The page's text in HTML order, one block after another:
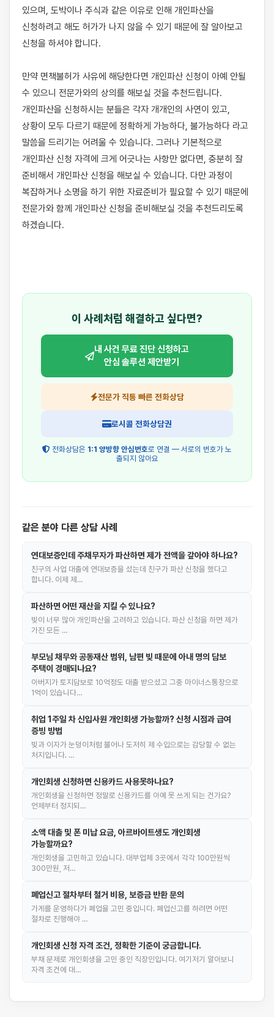
있으며, 도박이나 주식과 같은 이유로 인해 개인파산을
신청하려고 해도 허가가 나지 않을 수 있기 때문에 잘 알아보고
신청을 하셔야 합니다.
만약 면책불허가 사유에 해당한다면 개인파산 신청이 아예 안될
수 있으니 전문가와의 상의를 해보실 것을 추천드립니다.
개인파산을 신청하시는 분들은 각자 개개인의 사연이 있고,
상황이 모두 다르기 때문에 정확하게 가능하다, 불가능하다 라고
말씀을 드리기는 어려울 수 있습니다. 그러나 기본적으로
개인파산 신청 자격에 크게 어긋나는 사항만 없다면, 충분히 잘
준비해서 개인파산 신청을 해보실 수 있습니다. 다만 과정이
복잡하거나 소명을 하기 위한 자료준비가 필요할 수 있기 때문에
전문가와 함께 개인파산 신청을 준비해보실 것을 추천드리도록
하겠습니다.
이 사례처럼 해결하고 싶다면?
내 사건 무료 진단 신청하고
안심 솔루션 제안받기
전문가 직통 빠른 전화상담
로시콜 전화상담권
전화상담은 1:1 양방향 안심번호로 연결 — 서로의 번호가 노
출되지 않아요
같은 분야 다른 상담 사례
연대보증인데 주채무자가 파산하면 제가 전액을 갚아야 하나요?
친구의 사업 대출에 연대보증을 섰는데 친구가 파산 신청을 했다고
합니다. 이제 제…
파산하면 어떤 재산을 지킬 수 있나요?
빚이 너무 많아 개인파산을 고려하고 있습니다. 파산 신청을 하면 제가
가진 모든 …
부모님 채무와 공동재산 범위, 남편 빚 때문에 아내 명의 담보
주택이 경매되나요?
아버지가 토지담보로 10억정도 대출 받으셨고 그중 마이너스통장으로
1억이 있습니다…
취업 1주일 차 신입사원 개인회생 가능할까? 신청 시점과 급여
증빙 방법
빚과 이자가 눈덩이처럼 불어나 도저히 제 수입으로는 감당할 수 없는
처지입니다. …
개인회생 신청하면 신용카드 사용못하나요?
개인회생을 신청하면 정말로 신용카드를 아예 못 쓰게 되는 건가요?
언제부터 정지되…
소액 대출 및 폰 미납 요금, 아르바이트생도 개인회생
가능할까요?
개인회생을 고민하고 있습니다. 대부업체 3곳에서 각각 100만원씩
300만원, 저…
폐업신고 절차부터 철거 비용, 보증금 반환 문의
가게를 운영하다가 폐업을 고민 중입니다. 폐업신고를 하려면 어떤
절차로 진행해야 …
개인회생 신청 자격 조건, 정확한 기준이 궁금합니다.
부채 문제로 개인회생을 고민 중인 직장인입니다. 여기저기 알아보니
자격 조건에 대…